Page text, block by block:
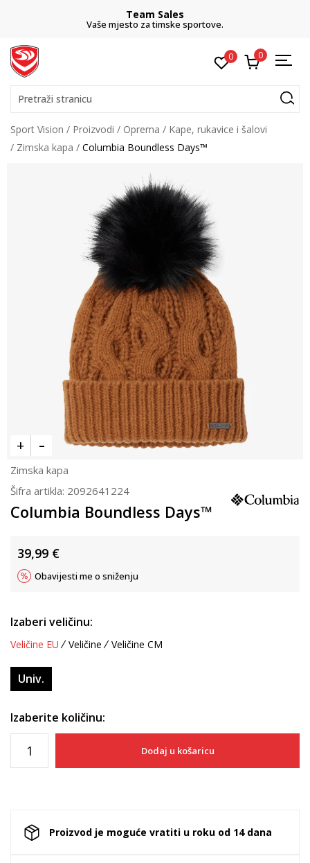
Team Sales
Vaše mjesto za timske sportove.
0 0
Pretraži stranicu
Sport Vision Proizvodi Oprema
Kape, rukavice i šalovi
Zimska kapa
Columbia Boundless Days™
Zimska kapa
Šifra artikla: 2092641224
Columbia Boundless Days™
39,99 €
Obavijesti me o sniženju
Izaberi veličinu:
Veličine EU Veličine Veličine CM
Univ.
Izaberite količinu:
Dodaj u košaricu
Proizvod je moguće vratiti u roku od 14 dana